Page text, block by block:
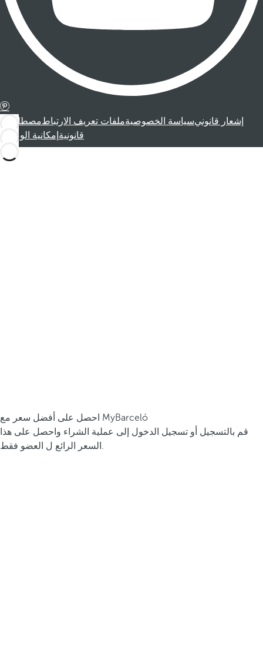
إشعار قانونيسياسة الخصوصيةملفات تعريف الارتباطمصطلحات
قانونية إمكانية الوصول
احصل على أفضل سعر مع MyBarceló
قم بالتسجيل أو تسجيل الدخول إلى عملية الشراء واحصل على هذا
السعر الرائع ل العضو فقط.